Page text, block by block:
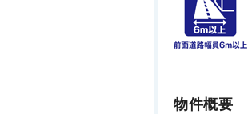
物件概要